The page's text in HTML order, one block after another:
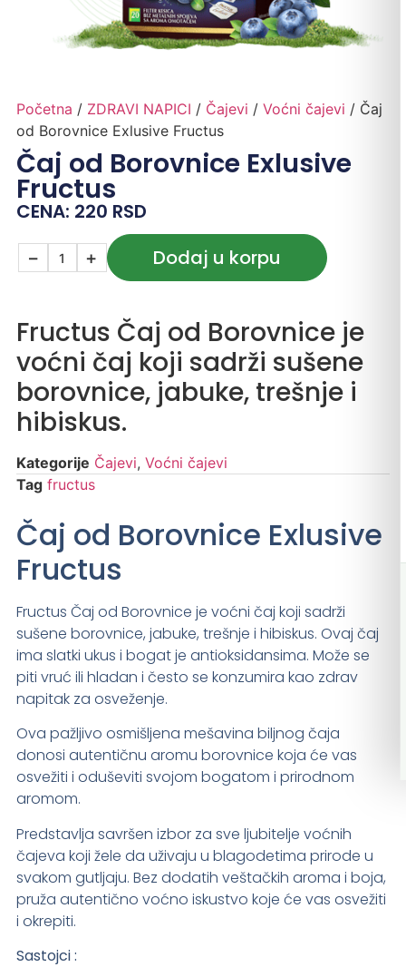
Početna / ZDRAVI NAPICI / Čajevi / Voćni čajevi / Čaj
od Borovnice Exlusive Fructus
Čaj od Borovnice Exlusive
Fructus
CENA: 220 RSD
− + Dodaj u korpu
Fructus Čaj od Borovnice je
voćni čaj koji sadrži sušene
borovnice, jabuke, trešnje i
hibiskus.
Kategorije Čajevi, Voćni čajevi
Tag fructus
Čaj od Borovnice Exlusive
Fructus
Fructus Čaj od Borovnice je voćni čaj koji sadrži
sušene borovnice, jabuke, trešnje i hibiskus. Ovaj čaj
ima slatki ukus i bogat je antioksidansima. Može se
piti vruć ili hladan i često se konzumira kao zdrav
napitak za osveženje.
Ova pažljivo osmišljena mešavina biljnog čaja
donosi autentičnu aromu borovnice koja će vas
osvežiti i oduševiti svojom bogatom i prirodnom
aromom.
Predstavlja savršen izbor za sve ljubitelje voćnih
čajeva koji žele da uživaju u blagodetima prirode u
svakom gutljaju. Bez dodatih veštačkih aroma i boja,
pruža autentično voćno iskustvo koje će vas osvežiti
i okrepiti.
Sastojci :